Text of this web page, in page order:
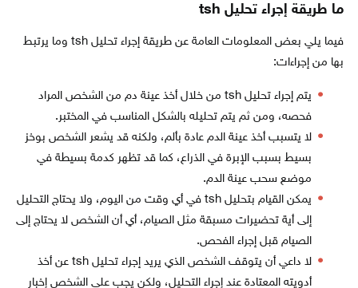
ما طريقة إجراء تحليلtsh
فيما يلي بعض المعلومات العامة عن طريقة إجراء تحليل tsh وما يرتبط
بها من إجراءات:
يتم إجراء تحليل tsh من خلال أخذ عينة دم من الشخص المراد
فحصه، ومن ثم يتم تحليله بالشكل المناسب في المختبر.
لا يتسبب أخذ عينة الدم عادة بألم، ولكنه قد يشعر الشخص بوخز
بسيط بسبب الإبرة في الذراع، كما قد تظهر كدمة بسيطة في
موضع سحب عينة الدم.
يمكن القيام بتحليل tsh في أي وقت من اليوم، ولا يحتاج التحليل
إلى أية تحضيرات مسبقة مثل الصيام، أي أن الشخص لا يحتاج إلى
الصيام قبل إجراء الفحص.
لا داعي أن يتوقف الشخص الذي يريد إجراء تحليل tsh عن أخذ
أدويته المعتادة عند إجراء التحليل، ولكن يجب على الشخص إخبار